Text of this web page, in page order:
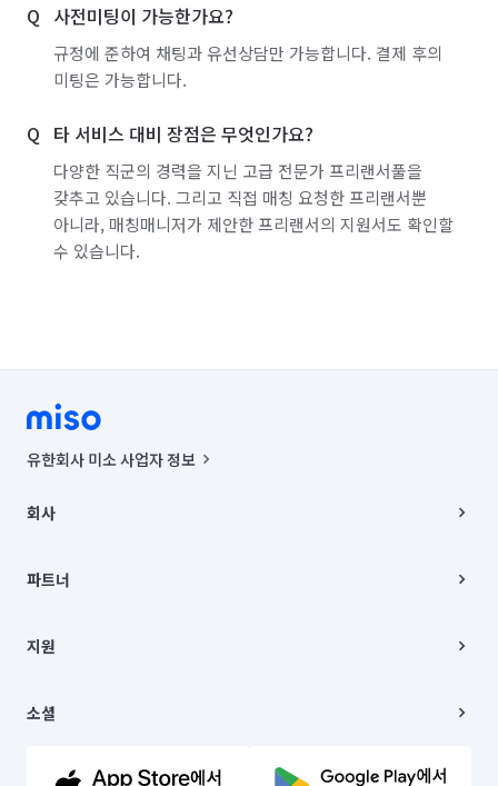
사전미팅이 가능한가요?
규정에 준하여 채팅과 유선상담만 가능합니다. 결제 후의
미팅은 가능합니다.
타 서비스 대비 장점은 무엇인가요?
다양한 직군의 경력을 지닌 고급 전문가 프리랜서풀을
갖추고 있습니다. 그리고 직접 매칭 요청한 프리랜서뿐
아니라, 매칭매니저가 제안한 프리랜서의 지원서도 확인할
수 있습니다.
유한회사 미소 사업자 정보
00019 |
주소 | 본사: 서울특별시 종로구 율곡로 6(중학동, 트윈트리빌딩) B동 5층
컨택센터 : 서울특별시 종로구 수송동 율곡로 24, 7층, 8층 미소
상품, 상품정보, 거래에 관한 의무와 책임은 거래당사자에게 있습니다.
언론 보도 관련 문의:
© 유한회사 미소. Miso, Inc. All Rights Reserved.
회사
채용
파트너
이사
지원
이용약관
문의하기
소셜
유튜브